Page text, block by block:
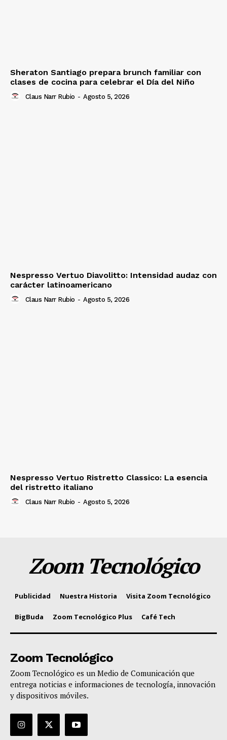
Sheraton Santiago prepara brunch familiar con
clases de cocina para celebrar el Día del Niño
Claus Narr Rubio - Agosto 5, 2026
Nespresso Vertuo Diavolitto: Intensidad audaz con
carácter latinoamericano
Claus Narr Rubio - Agosto 5, 2026
Nespresso Vertuo Ristretto Classico: La esencia
del ristretto italiano
Claus Narr Rubio - Agosto 5, 2026
Zoom Tecnológico
Publicidad Nuestra Historia Visita Zoom Tecnológico
BigBuda Zoom Tecnológico Plus Café Tech
Zoom Tecnológico
Zoom Tecnológico es un Medio de Comunicación que
entrega noticias e informaciones de tecnología, innovación
y dispositivos móviles.